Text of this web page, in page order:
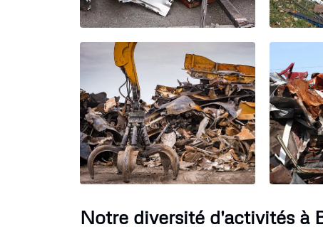
Notre diversité d'activités à